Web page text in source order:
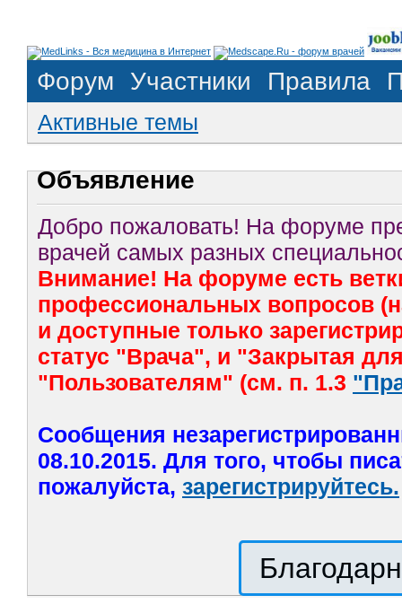
Форум Участники Правила
Активные темы
Объявление
Добро пожаловать! На форуме
врачей самых разных
Внимание! На форуме есть
профессиональных вопросов
и доступные только
статус "Врача", и "Закрытая
"Пользователям" (см. п. 1.3
Сообщения
08.10.2015. Для того, чтобы
пожалуйста, зарегистрируйтесь.